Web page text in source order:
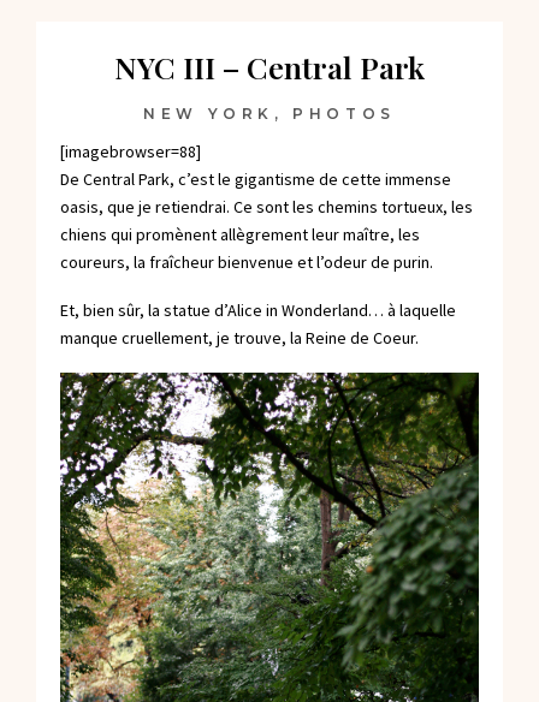
NYC III – Central Park
NEW YORK , PHOTOS
[imagebrowser=88]
De Central Park, c’est le gigantisme de cette immense
oasis, que je retiendrai. Ce sont les chemins tortueux, les
chiens qui promènent allègrement leur maître, les
coureurs, la fraîcheur bienvenue et l’odeur de purin.
Et, bien sûr, la statue d’Alice in Wonderland… à laquelle
manque cruellement, je trouve, la Reine de Coeur.